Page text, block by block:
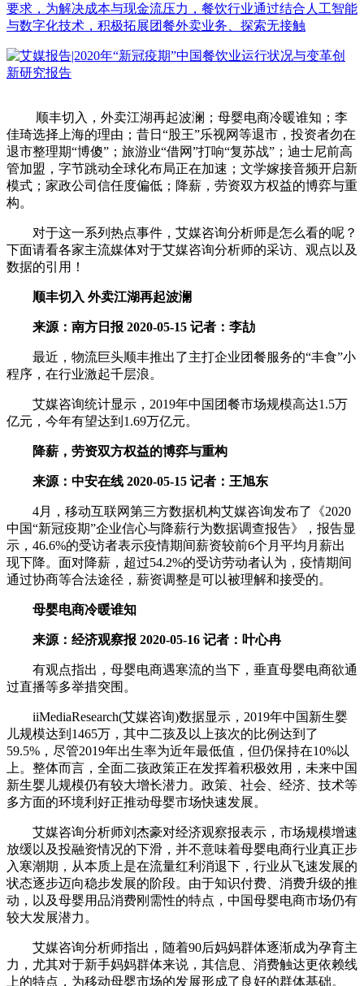
要求，为解决成本与现金流压力，餐饮行业通过结合人工智能
与数字化技术，积极拓展团餐外卖业务、探索无接触
顺丰切入，外卖江湖再起波澜；母婴电商冷暖谁知；李
佳琦选择上海的理由；昔日“股王”乐视网等退市，投资者勿在
退市整理期“博傻”；旅游业“借网”打响“复苏战”；迪士尼前高
管加盟，字节跳动全球化布局正在加速；文学嫁接音频开启新
模式；家政公司信任度偏低；降薪，劳资双方权益的博弈与重
构。
对于这一系列热点事件，艾媒咨询分析师是怎么看的呢？
下面请看各家主流媒体对于艾媒咨询分析师的采访、观点以及
数据的引用！
顺丰切入 外卖江湖再起波澜
来源：南方日报 2020-05-15 记者：李劼
最近，物流巨头顺丰推出了主打企业团餐服务的“丰食”小
程序，在行业激起千层浪。
艾媒咨询统计显示，2019年中国团餐市场规模高达1.5万
亿元，今年有望达到1.69万亿元。
降薪，劳资双方权益的博弈与重构
来源：中安在线 2020-05-15 记者：王旭东
4月，移动互联网第三方数据机构艾媒咨询发布了《2020
中国“新冠疫期”企业信心与降薪行为数据调查报告》，报告显
示，46.6%的受访者表示疫情期间薪资较前6个月平均月薪出
现下降。面对降薪，超过54.2%的受访劳动者认为，疫情期间
通过协商等合法途径，薪资调整是可以被理解和接受的。
母婴电商冷暖谁知
来源：经济观察报 2020-05-16 记者：叶心冉
有观点指出，母婴电商遇寒流的当下，垂直母婴电商欲通
过直播等多举措突围。
iiMediaResearch(艾媒咨询)数据显示，2019年中国新生婴
儿规模达到1465万，其中二孩及以上孩次的比例达到了
59.5%，尽管2019年出生率为近年最低值，但仍保持在10%以
上。整体而言，全面二孩政策正在发挥着积极效用，未来中国
新生婴儿规模仍有较大增长潜力。政策、社会、经济、技术等
多方面的环境利好正推动母婴市场快速发展。
艾媒咨询分析师刘杰豪对经济观察报表示，市场规模增速
放缓以及投融资情况的下滑，并不意味着母婴电商行业真正步
入寒潮期，从本质上是在流量红利消退下，行业从飞速发展的
状态逐步迈向稳步发展的阶段。由于知识付费、消费升级的推
动，以及母婴用品消费刚需性的特点，中国母婴电商市场仍有
较大发展潜力。
艾媒咨询分析师指出，随着90后妈妈群体逐渐成为孕育主
力，尤其对于新手妈妈群体来说，其信息、消费触达更依赖线
上的特点，为移动母婴市场的发展形成了良好的群体基础。